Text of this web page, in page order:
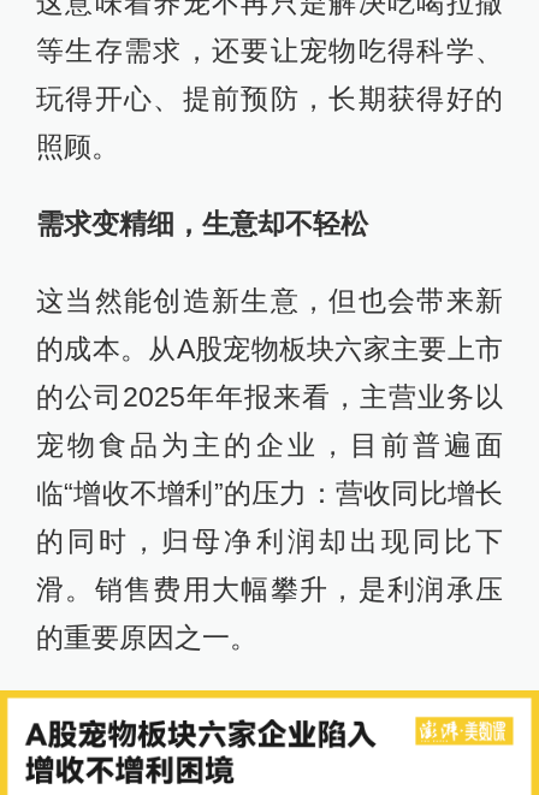
等生存需求，还要让宠物吃得科学、
玩得开心、提前预防，长期获得好的
照顾。
需求变精细，生意却不轻松
这当然能创造新生意，但也会带来新
的成本。从A股宠物板块六家主要上市
的公司2025年年报来看，主营业务以
宠物食品为主的企业，目前普遍面
临“增收不增利”的压力：营收同比增长
的同时，归母净利润却出现同比下
滑。销售费用大幅攀升，是利润承压
的重要原因之一。